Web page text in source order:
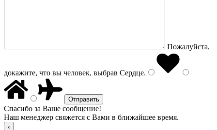
Пожалуйста,
докажите, что вы человек, выбрав Сердце.
Спасибо за Ваше сообщение!
Наш менеджер свяжется с Вами в ближайшее время.